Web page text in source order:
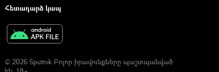
Հետադարձ կապ
© 2026 Sputnik Բոլոր իրավունքները պաշտպանված